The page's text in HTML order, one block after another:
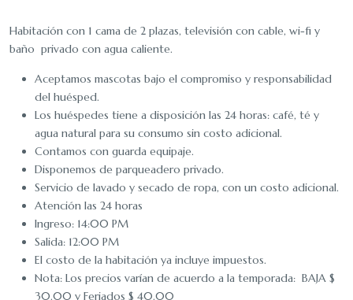
Habitación con 1 cama de 2 plazas, televisión con cable, wi-fi y
baño privado con agua caliente.
Aceptamos mascotas bajo el compromiso y responsabilidad
del huésped.
Los huéspedes tiene a disposición las 24 horas: café, té y
agua natural para su consumo sin costo adicional.
Contamos con guarda equipaje.
Disponemos de parqueadero privado.
Servicio de lavado y secado de ropa, con un costo adicional.
Atención las 24 horas
Ingreso: 14:00 PM
Salida: 12:00 PM
El costo de la habitación ya incluye impuestos.
Nota: Los precios varían de acuerdo a la temporada: BAJA $
30.00 y Feriados $ 40.00